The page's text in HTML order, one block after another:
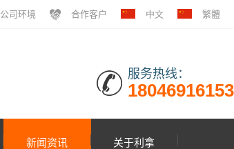
公司环境 合作客户 中文 繁體
服务热线：
18046916153
新闻资讯 关于利拿